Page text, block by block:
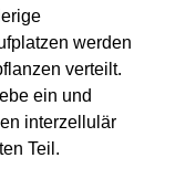
werden
verteilt.
ein und
interzellulär
Teil.